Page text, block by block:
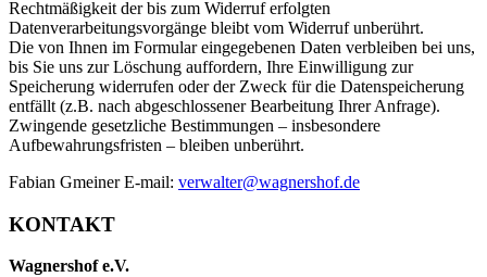
Rechtmäßigkeit der bis zum Widerruf erfolgten
Datenverarbeitungsvorgänge bleibt vom Widerruf unberührt.
Die von Ihnen im Formular eingegebenen Daten verbleiben bei uns,
bis Sie uns zur Löschung auffordern, Ihre Einwilligung zur
Speicherung widerrufen oder der Zweck für die Datenspeicherung
entfällt (z.B. nach abgeschlossener Bearbeitung Ihrer Anfrage).
Zwingende gesetzliche Bestimmungen – insbesondere
Aufbewahrungsfristen – bleiben unberührt.
Fabian Gmeiner E-mail: verwalter@wagnershof.de
KONTAKT
Wagnershof e.V.